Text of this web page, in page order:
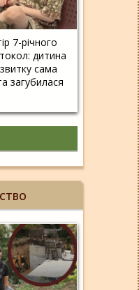
7-річного
дитина
сама
загубилася